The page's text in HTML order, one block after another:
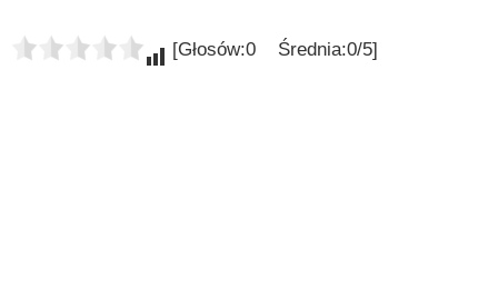
[Głosów:0 Średnia:0/5]